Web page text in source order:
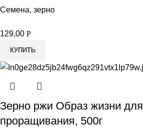
Семена, зерно
129,00 Р
КУПИТЬ
Зерно ржи Образ жизни для
проращивания, 500г